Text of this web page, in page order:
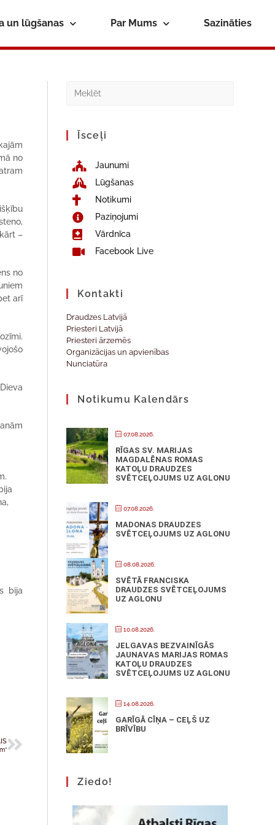
un lūgšanas Par Mums Sazināties
no
–
no
arī
bija
Īsceļi
Jaunumi
Lūgšanas
Notikumi
Paziņojumi
Vārdnīca
Facebook Live
Kontakti
Draudzes Latvijā
Priesteri Latvijā
Priesteri ārzemēs
Organizācijas un apvienības
Nunciatūra
Notikumu Kalendārs
07.08.2026.
RĪGAS SV. MARIJAS
MAGDALĒNAS ROMAS
KATOĻU DRAUDZES
SVĒTCEĻOJUMS UZ AGLONU
07.08.2026.
MADONAS DRAUDZES
SVĒTCEĻOJUMS UZ AGLONU
08.08.2026.
SVĒTĀ FRANCISKA
DRAUDZES SVĒTCEĻOJUMS
UZ AGLONU
10.08.2026.
JELGAVAS BEZVAINĪGĀS
JAUNAVAS MARIJAS ROMAS
KATOĻU DRAUDZES
SVĒTCEĻOJUMS UZ AGLONU
14.08.2026.
GARĪGĀ CĪŅA – CEĻŠ UZ
BRĪVĪBU
Ziedo!